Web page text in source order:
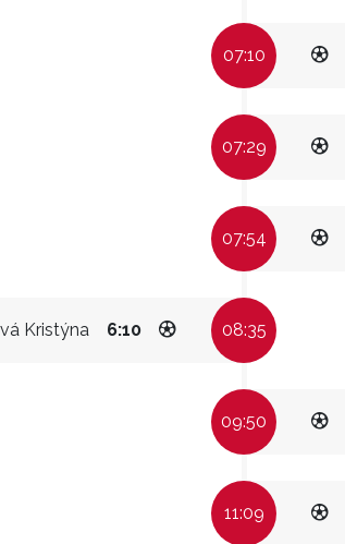
07:10
07:29
07:54
Kristýna 6:10 08:35
09:50
11:09